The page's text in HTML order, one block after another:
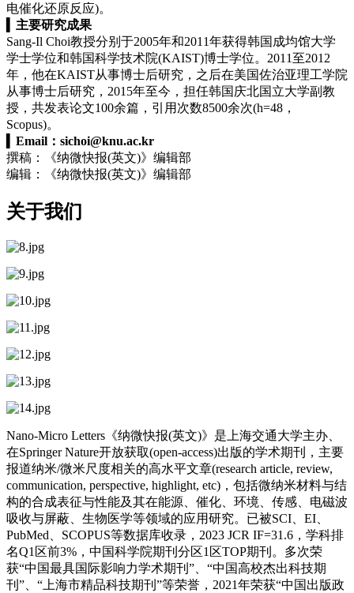
电催化还原反应)。
主要研究成果
Sang-Il Choi教授分别于2005年和2011年获得韩国成均馆大学
学士学位和韩国科学技术院(KAIST)博士学位。2011至2012
年，他在KAIST从事博士后研究，之后在美国佐治亚理工学院
从事博士后研究，2015年至今，担任韩国庆北国立大学副教
授，共发表论文100余篇，引用次数8500余次(h=48，
Scopus)。
Email： sichoi@knu.ac.kr
撰稿：《纳微快报(英文)》编辑部
编辑：《纳微快报(英文)》编辑部
关于我们
Nano-Micro Letters《纳微快报(英文)》是上海交通大学主办、
在Springer Nature开放获取(open-access)出版的学术期刊，主要
报道纳米/微米尺度相关的高水平文章(research article, review,
communication, perspective, highlight, etc)，包括微纳米材料与结
构的合成表征与性能及其在能源、催化、环境、传感、电磁波
吸收与屏蔽、生物医学等领域的应用研究。已被SCI、EI、
PubMed、SCOPUS等数据库收录，2023 JCR IF=31.6，学科排
名Q1区前3%，中国科学院期刊分区1区TOP期刊。多次荣
获“中国最具国际影响力学术期刊”、“中国高校杰出科技期
刊”、“上海市精品科技期刊”等荣誉，2021年荣获“中国出版政